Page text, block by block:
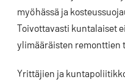
myöhässä ja
Toivottavasti kuntalaiset
ylimääräisten remonttien
Yrittäjien ja